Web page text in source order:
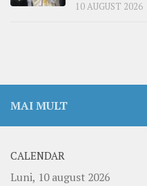
10 AUGUST 2026
MAI MULT
CALENDAR
Luni, 10 august 2026